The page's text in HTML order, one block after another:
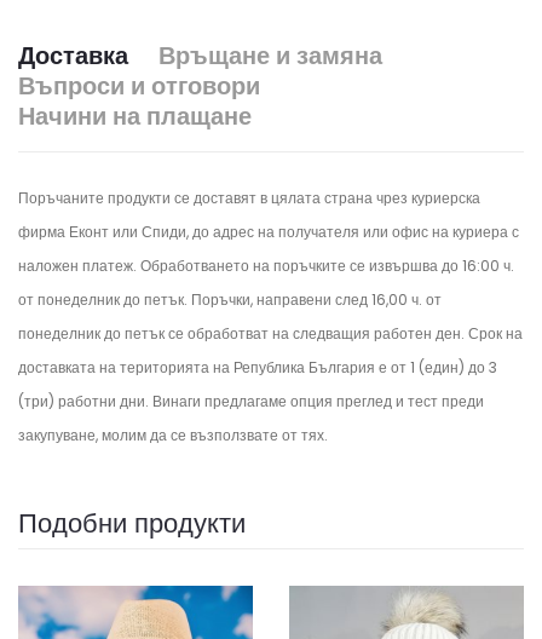
Доставка
Връщане и замяна
Въпроси и отговори
Начини на плащане
Поръчаните продукти се доставят в цялата страна чрез куриерска
фирма Еконт или Спиди, до адрес на получателя или офис на куриера с
наложен платеж. Обработването на поръчките се извършва до 16:00 ч.
от понеделник до петък. Поръчки, направени след 16,00 ч. от
понеделник до петък се обработват на следващия работен ден. Срок на
доставката на територията на Република България е от 1 (един) до 3
(три) работни дни. Винаги предлагаме опция преглед и тест преди
закупуване, молим да се възползвате от тях.
Подобни продукти